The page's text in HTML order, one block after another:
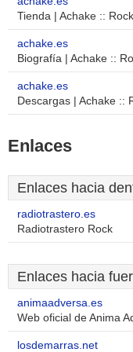
Tienda | Achake ::
achake.es
Biografía | Achake ::
achake.es
Descargas | Achake ::
Enlaces
Enlaces hacia
radiotrastero.es
Radiotrastero Rock
Enlaces hacia
animaadversa.es
Web oficial de Anima
losdemarras.net